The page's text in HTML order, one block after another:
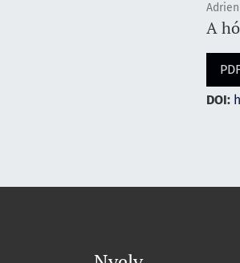
A
DOI: